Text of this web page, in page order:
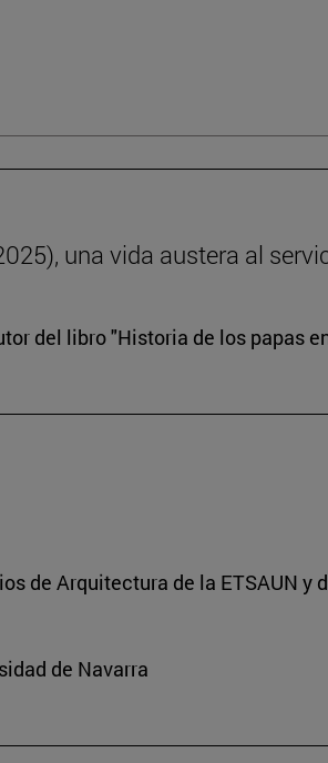
una vida austera al
del libro "Historia de los papas
de Arquitectura de la ETSAUN y
de Navarra